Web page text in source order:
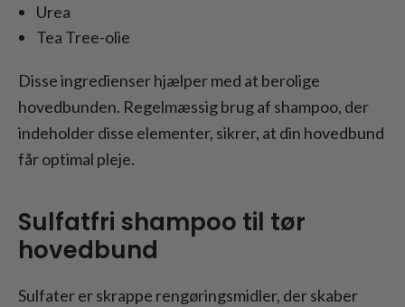
Urea
Tea Tree-olie
Disse ingredienser hjælper med at berolige
hovedbunden. Regelmæssig brug af shampoo, der
indeholder disse elementer, sikrer, at din hovedbund
får optimal pleje.
Sulfatfri shampoo til tør
hovedbund
Sulfater er skrappe rengøringsmidler, der skaber